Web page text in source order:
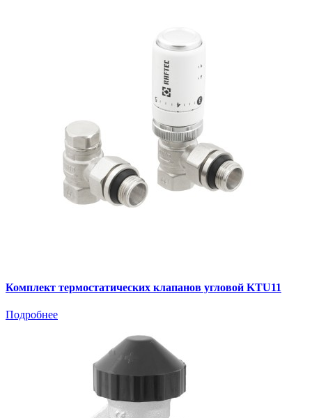
Комплект термостатических клапанов угловой KTU11
Подробнее